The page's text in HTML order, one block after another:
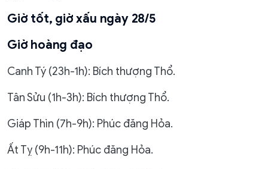
Giờ tốt, giờ xấu ngày 28/5
Giờ hoàng đạo
Canh Tý (23h-1h): Bích thượng Thổ.
Tân Sửu (1h-3h): Bích thượng Thổ.
Giáp Thìn (7h-9h): Phúc đăng Hỏa.
Ất Tỵ (9h-11h): Phúc đăng Hỏa.